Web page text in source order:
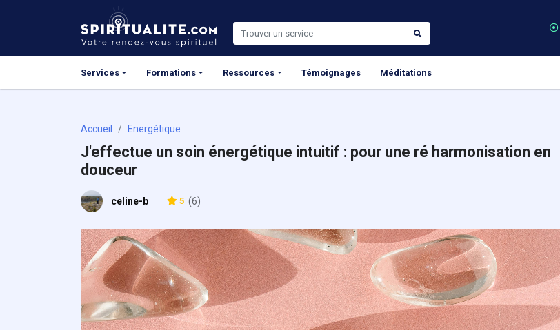
Services Formations Ressources Témoignages Méditations
Accueil Energétique
J'effectue un soin énergétique intuitif : pour une ré harmonisation en
douceur
celine-b 5 (6)
Panneau de gestion des cookies